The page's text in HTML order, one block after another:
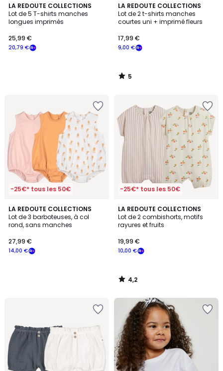
LA REDOUTE COLLECTIONS
Lot de 5 T-shirts manches
longues imprimés
20,79 €
25,99 €
LA REDOUTE COLLECTIONS
Lot de 2 t-shirts manches
courtes uni + imprimé fleurs
9,00 €
17,99 €
5
/
5
5
/
-25€* tous les 50€
LA REDOUTE COLLECTIONS
Lot de 3 barboteuses, à col
rond, sans manches
14,00 €
27,99 €
-25€* tous les 50€
LA REDOUTE COLLECTIONS
Lot de 2 combishorts, motifs
rayures et fruits
10,00 €
19,99 €
4,2
/ 5
4,2
/